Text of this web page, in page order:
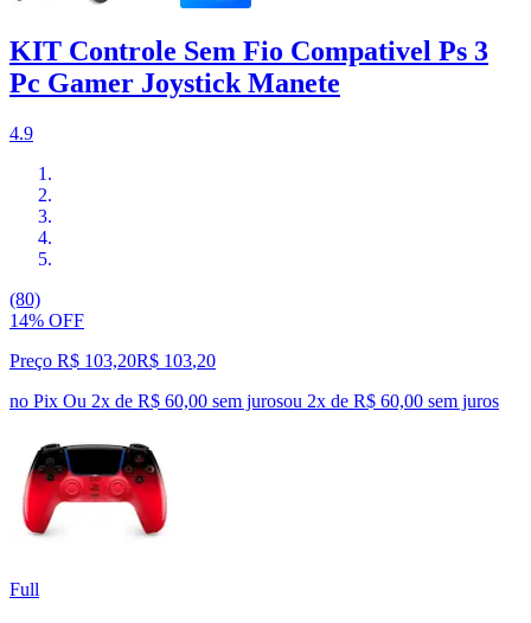
KIT Controle Sem Fio Compativel Ps 3
Pc Gamer Joystick Manete
4.9
(80)
14% OFF
Preço R$ 103,20R$ 103,20
no Pix Ou 2x de R$ 60,00 sem jurosou 2x de R$ 60,00 sem juros
Full